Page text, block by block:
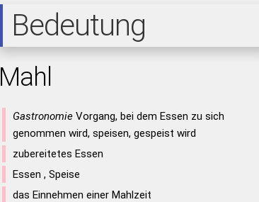
Bedeutung
Mahl
GastronomieVorgang, bei dem Essen zu sich
genommen wird, speisen, gespeist wird
zubereitetes Essen
Essen , Speise
das Einnehmen einer Mahlzeit